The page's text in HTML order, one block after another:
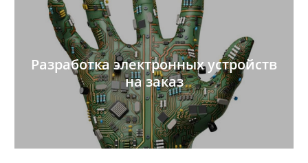
Разработка электронных устройств
на заказ